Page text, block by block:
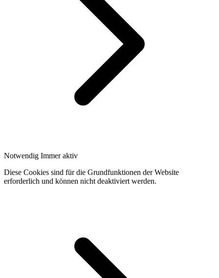
Notwendig Immer aktiv
Diese Cookies sind für die Grundfunktionen der Website
erforderlich und können nicht deaktiviert werden.